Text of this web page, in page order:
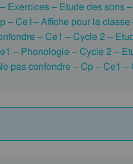
Exercices – Etude des sons
– Ce1– Affiche pour la classe
– Ce1 – Cycle 2 –
– Phonologie – Cycle 2 –
pas confondre – Cp – Ce1 –